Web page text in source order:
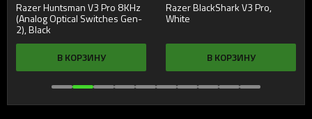
Razer Huntsman V3 Pro 8KHz
(Analog Optical Switches Gen-
2), Black
В КОРЗИНУ
Razer BlackShark V3 Pro,
White
В КОРЗИНУ